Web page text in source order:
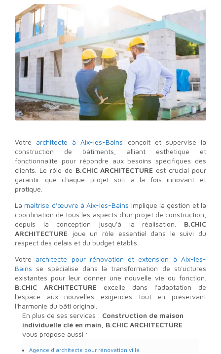
Votre architecte à Aix-les-Bains conçoit et supervise la
construction de bâtiments, alliant esthétique et
fonctionnalité pour répondre aux besoins spécifiques des
clients. Le rôle de B.CHIC ARCHITECTURE est crucial pour
garantir que chaque projet soit à la fois innovant et
pratique.
La maîtrise d'œuvre à Aix-les-Bains implique la gestion et la
coordination de tous les aspects d'un projet de construction,
depuis la conception jusqu'à la réalisation. B.CHIC
ARCHITECTURE joue un rôle essentiel dans le suivi du
respect des délais et du budget établis.
Votre architecte pour rénovation et extension à Aix-les-
Bains se spécialise dans la transformation de structures
existantes pour leur donner une nouvelle vie ou fonction.
B.CHIC ARCHITECTURE excelle dans l'adaptation de
l'espace aux nouvelles exigences tout en préservant
l'harmonie du bâti original.
En plus de ses services : Construction de maison
individuelle clé en main, B.CHIC ARCHITECTURE
vous propose aussi :
Agence d'architecte pour rénovation villa